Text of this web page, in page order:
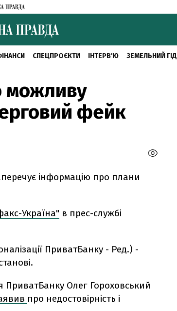
СПЕЦПРОЄКТИ ІНТЕРВ'Ю ЗЕМЕЛЬНИЙ ГІД
можливу
фейк
інформацію про плани
Україна" в прес-службі
ПриватБанку - Ред.) -
Олег Гороховський
про недостовірність і